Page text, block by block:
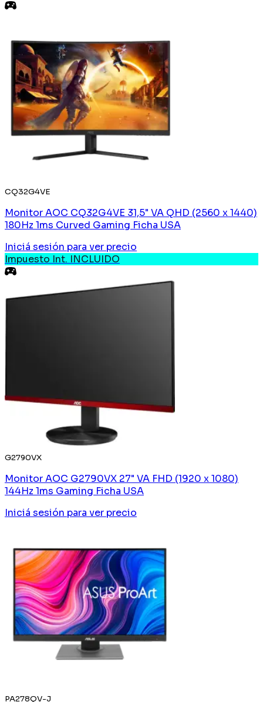
CQ32G4VE
Monitor AOC CQ32G4VE 31,5" VA QHD (2560 x 1440)
180Hz 1ms Curved Gaming Ficha USA
Iniciá sesión para ver precio
Impuesto Int. INCLUIDO
G2790VX
Monitor AOC G2790VX 27" VA FHD (1920 x 1080)
144Hz 1ms Gaming Ficha USA
Iniciá sesión para ver precio
PA278QV-J